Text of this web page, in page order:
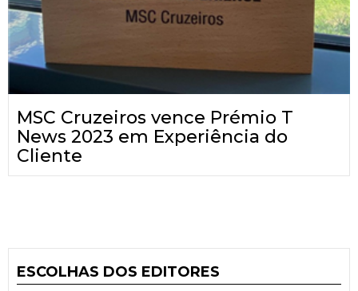
MSC Cruzeiros vence Prémio T
News 2023 em Experiência do
Cliente
ESCOLHAS DOS EDITORES